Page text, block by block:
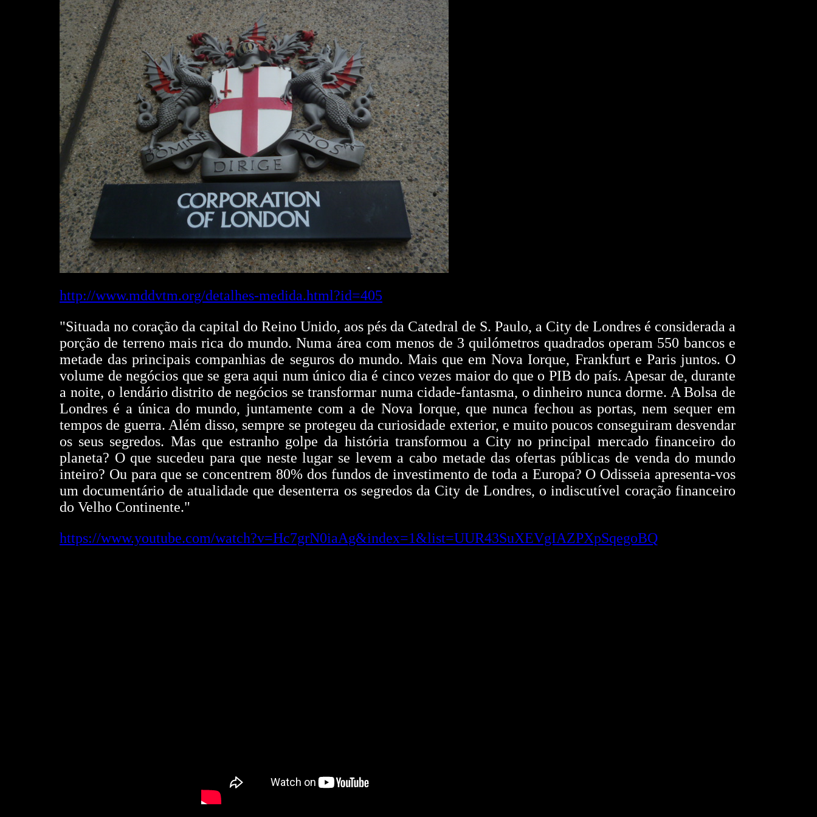
http://www.mddvtm.org/detalhes-medida.html?id=405
"Situada no coração da capital do Reino Unido, aos pés da Catedral de S. Paulo, a City de Londres é considerada a
porção de terreno mais rica do mundo. Numa área com menos de 3 quilómetros quadrados operam 550 bancos e
metade das principais companhias de seguros do mundo. Mais que em Nova Iorque, Frankfurt e Paris juntos. O
volume de negócios que se gera aqui num único dia é cinco vezes maior do que o PIB do país. Apesar de, durante
a noite, o lendário distrito de negócios se transformar numa cidade-fantasma, o dinheiro nunca dorme. A Bolsa de
Londres é a única do mundo, juntamente com a de Nova Iorque, que nunca fechou as portas, nem sequer em
tempos de guerra. Além disso, sempre se protegeu da curiosidade exterior, e muito poucos conseguiram desvendar
os seus segredos. Mas que estranho golpe da história transformou a City no principal mercado financeiro do
planeta? O que sucedeu para que neste lugar se levem a cabo metade das ofertas públicas de venda do mundo
inteiro? Ou para que se concentrem 80% dos fundos de investimento de toda a Europa? O Odisseia apresenta-vos
um documentário de atualidade que desenterra os segredos da City de Londres, o indiscutível coração financeiro
do Velho Continente."
https://www.youtube.com/watch?v=Hc7grN0iaAg&index=1&list=UUR43SuXEVgIAZPXpSqegoBQ